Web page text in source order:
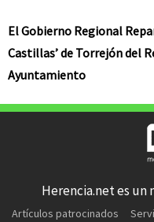
El Gobierno Regional
Castillas’ de Torrejón del
Ayuntamiento
Herencia.net es un
Artículos patrocinados